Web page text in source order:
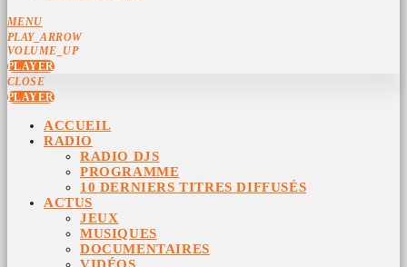
MENU
PLAY_ARROW
VOLUME_UP
PLAYER
CLOSE
PLAYER
ACCUEIL
RADIO
RADIO DJS
PROGRAMME
10 DERNIERS TITRES DIFFUSÉS
ACTUS
JEUX
MUSIQUES
DOCUMENTAIRES